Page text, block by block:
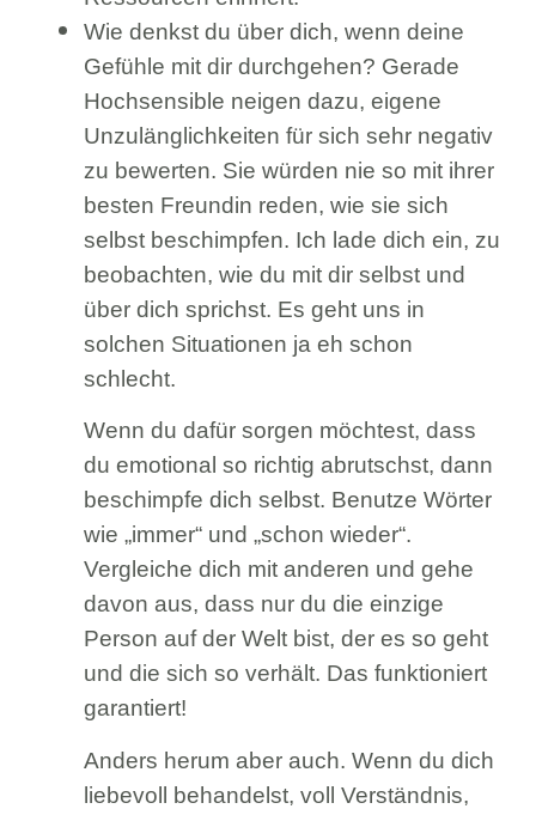
Wie denkst du über dich, wenn deine
Gefühle mit dir durchgehen? Gerade
Hochsensible neigen dazu, eigene
Unzulänglichkeiten für sich sehr negativ
zu bewerten. Sie würden nie so mit ihrer
besten Freundin reden, wie sie sich
selbst beschimpfen. Ich lade dich ein, zu
beobachten, wie du mit dir selbst und
über dich sprichst. Es geht uns in
solchen Situationen ja eh schon
schlecht.
Wenn du dafür sorgen möchtest, dass
du emotional so richtig abrutschst, dann
beschimpfe dich selbst. Benutze Wörter
wie „immer“ und „schon wieder“.
Vergleiche dich mit anderen und gehe
davon aus, dass nur du die einzige
Person auf der Welt bist, der es so geht
und die sich so verhält. Das funktioniert
garantiert!
Anders herum aber auch. Wenn du dich
liebevoll behandelst, voll Verständnis,